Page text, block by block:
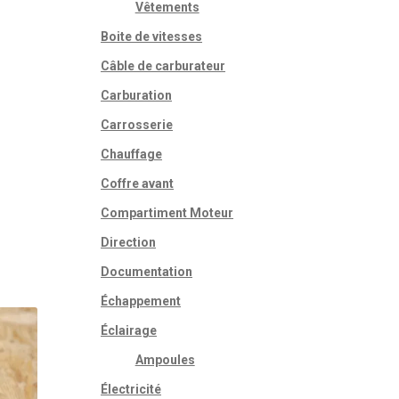
Vêtements
Boite de vitesses
Câble de carburateur
Carburation
Carrosserie
Chauffage
Coffre avant
Compartiment Moteur
Direction
Documentation
Échappement
Éclairage
Ampoules
Électricité